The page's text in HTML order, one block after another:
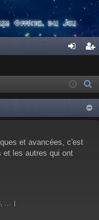
ne
xi
on
cri
pti
on
et avancées, c'est
et les autres qui ont
…